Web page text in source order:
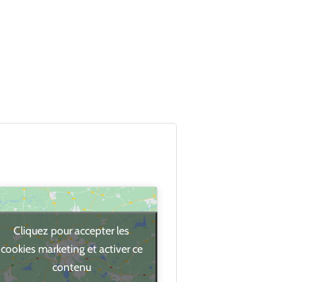
Cliquez pour accepter les
cookies marketing et activer ce
contenu